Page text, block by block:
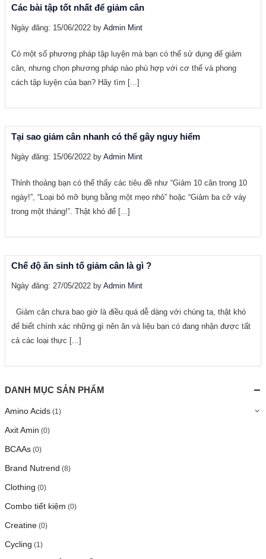
Các bài tập tốt nhất để giảm cân
Ngày đăng: 15/06/2022 by Admin Mint
Có một số phương pháp tập luyện mà bạn có thể sử dụng để giảm
cân, nhưng chọn phương pháp nào phù hợp với cơ thể và phong
cách tập luyện của bạn? Hãy tìm [...]
Tại sao giảm cân nhanh có thể gây nguy hiểm
Ngày đăng: 15/06/2022 by Admin Mint
Thỉnh thoảng bạn có thể thấy các tiêu đề như “Giảm 10 cân trong 10
ngày!”, “Loại bỏ mỡ bụng bằng một mẹo nhỏ” hoặc “Giảm ba cỡ váy
trong một tháng!”. Thật khó để [...]
Chế độ ăn sinh tố giảm cân là gì ?
Ngày đăng: 27/05/2022 by Admin Mint
Giảm cân chưa bao giờ là điều quá dễ dàng với chúng ta, thật khó
để biết chính xác những gì nên ăn và liệu bạn có đang nhận được tất
cả các loại thực [...]
DANH MỤC SẢN PHẨM
Amino Acids (1)
Axit Amin (0)
BCAAs (0)
Brand Nutrend (8)
Clothing (0)
Combo tiết kiệm (0)
Creatine (0)
Cycling (1)